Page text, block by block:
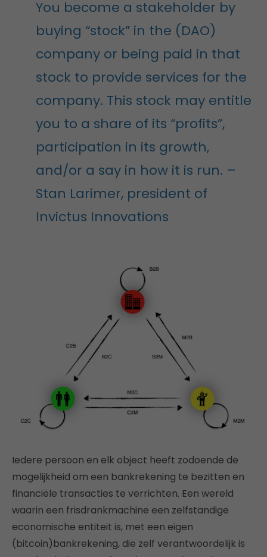
You become a stakeholder by
buying “stock” in the (DAO)
company or being paid in that
stock to provide services for the
company. This stock may entitle
you to a share of its “profits”,
participation in its growth,
and/or a say in how it is run. –
Stan Larimer, president of
Invictus Innovations
Iedere persoon en elk object heeft zodoende de
mogelijkheid om een bankrekening te bezitten en
financiële transacties te verrichten. Een wereld
waarin een frisdrankmachine een zelfstandige
economische entiteit is, met een eigen
(bitcoin)bankrekening, die zelf verantwoordelijk is